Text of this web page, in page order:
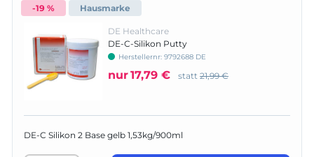
-19 % Hausmarke
DE Healthcare
DE-C-Silikon Putty
Herstellernr: 9792688 DE
nur17,79 € statt 21,99 €
DE-C Silikon 2 Base gelb 1,53kg/900ml